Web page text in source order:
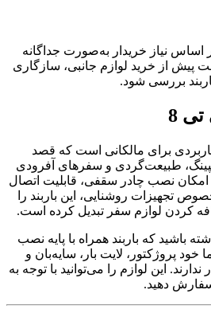
اساس نیاز خریدار به‌صورت جداگانه
پیش از خرید لوازم جانبی، سازگاری
بررسی شود.
8
تی 8 انتخابی کاربردی برای مالکانی است که قصد
طبیعت‌گردی و سفرهای آفرودی
امکان نصب چادر سقفی، قابلیت اتصال
تجهیزات روشنایی، این باربند را
کردن لوازم سفر تبدیل کرده است.
باشید که باربند همراه با پایه نصب
پروژکتور، لایت بار، سایه‌بان و
این لوازم را می‌توانید با توجه به
دهید.